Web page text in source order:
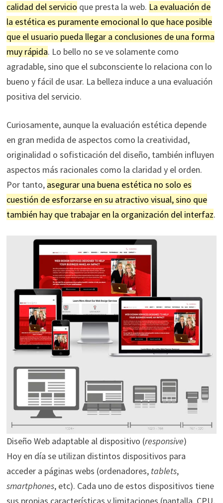
calidad del servicio que presta la web. La evaluación de
la estética es puramente emocional lo que hace posible
que el usuario pueda llegar a conclusiones de una forma
muy rápida. Lo bello no se ve solamente como
agradable, sino que el subconsciente lo relaciona con lo
bueno y fácil de usar. La belleza induce a una evaluación
positiva del servicio.
Curiosamente, aunque la evaluación estética depende
en gran medida de aspectos como la creatividad,
originalidad o sofisticación del diseño, también influyen
aspectos más racionales como la claridad y el orden.
Por tanto, asegurar una buena estética no solo es
cuestión de esforzarse en su atractivo visual, sino que
también hay que trabajar en la organización del interfaz.
Diseño Web adaptable al dispositivo (responsive)
Hoy en día se utilizan distintos dispositivos para
acceder a páginas webs (ordenadores, tablets,
smartphones, etc). Cada uno de estos dispositivos tiene
sus propias características y limitaciones (pantalla, CPU,